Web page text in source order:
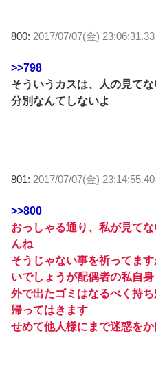
800: 2017/07/07(金)
>>798
そういうカスは、人の見て
分別なんてしないよ
801: 2017/07/07(金)
>>800
おっしゃる通り、私が見て
んね
そうじゃない事を祈ってま
いでしょうが配偶者の私自
外で出たゴミはなるべく持
帰ってはきます
せめて他人様にまで迷惑を